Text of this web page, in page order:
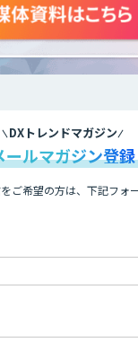
DXトレンドマガジン
ールマガジン登録
ご希望の方は、下記フォ